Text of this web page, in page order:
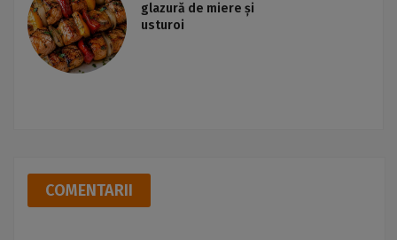
glazură de miere și
usturoi
COMENTARII